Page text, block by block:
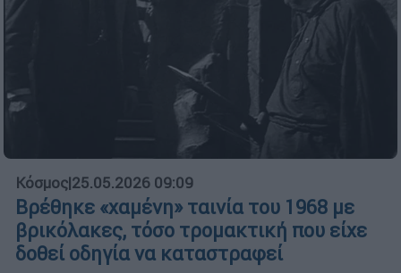
Κόσμος|25.05.2026 09:09
Βρέθηκε «χαμένη» ταινία του 1968 με
βρικόλακες, τόσο τρομακτική που είχε
δοθεί οδηγία να καταστραφεί